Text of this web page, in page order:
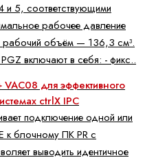
и 5, соответствующими
рабочее давление
рабочий объём — 136,3 см³.
включают в себя: - фикс..
VAC08 для эффективного
ctrlX IPC
подключение одной или
к блочному ПК PR с
выводить идентичное